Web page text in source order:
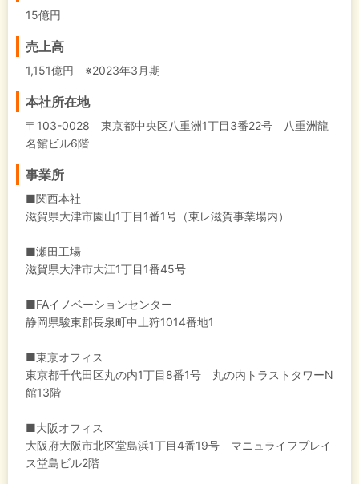
15億円
売上高
1,151億円 ※2023年3月期
本社所在地
〒103-0028 東京都中央区八重洲1丁目3番22号 八重洲龍
名館ビル6階
事業所
■関西本社
滋賀県大津市園山1丁目1番1号（東レ滋賀事業場内）
■瀬田工場
滋賀県大津市大江1丁目1番45号
■FAイノベーションセンター
静岡県駿東郡長泉町中土狩1014番地1
■東京オフィス
東京都千代田区丸の内1丁目8番1号 丸の内トラストタワーN
館13階
■大阪オフィス
大阪府大阪市北区堂島浜1丁目4番19号 マニュライフプレイ
ス堂島ビル2階